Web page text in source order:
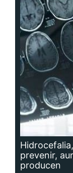
prevenir,
producen